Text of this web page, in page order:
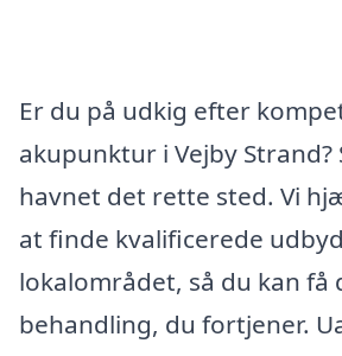
Er du på udkig efter
akupunktur i Vejby Strand?
havnet det rette sted. Vi
at finde kvalificerede
lokalområdet, så du kan få
behandling, du fortjener.